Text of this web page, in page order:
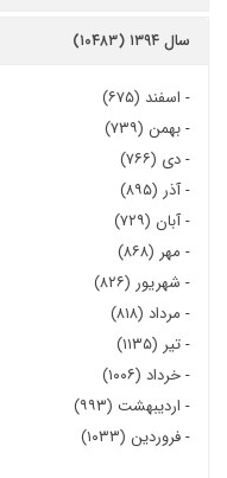
سال ۱۳۹۴ (۱۰۴۸۳)
- اسفند (۶۷۵)
-بهمن (۷۳۹)
-دی (۷۶۶)
-آذر (۸۹۵)
-آبان (۷۲۹)
- مهر (۸۶۸)
- شهریور (۸۲۶)
- مرداد (۸۱۸)
-تیر (۱۱۳۵)
-خرداد (۱۰۰۶)
- اردیبهشت (۹۹۳)
-فروردین (۱۰۳۳)